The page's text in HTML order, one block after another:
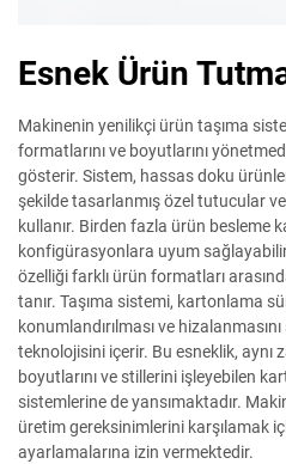
Esnek Ürün
Makinenin yenilikçi ürün taşıma
formatlarını ve boyutlarını
gösterir. Sistem, hassas doku
şekilde tasarlanmış özel tutucular
kullanır. Birden fazla ürün besleme
konfigürasyonlara uyum
özelliği farklı ürün formatları
tanır. Taşıma sistemi, kartonlama
konumlandırılması ve
teknolojisini içerir. Bu esneklik, aynı
boyutlarını ve stillerini işleyebilen
sistemlerine de yansımaktadır.
üretim gereksinimlerini karşılamak
ayarlamalarına izin vermektedir.